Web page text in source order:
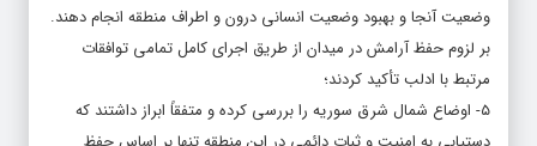
وضعیت آنجا و بهبود وضعیت انسانی درون و اطراف منطقه انجام دهند.
بر لزوم حفظ آرامش در میدان از طریق اجرای کامل تمامی توافقات
مرتبط با ادلب تأکید کردند؛
۵- اوضاع شمال شرق سوریه را بررسی کرده و متفقاً ابراز داشتند که